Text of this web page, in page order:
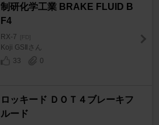
制研化学工業 BRAKE FLUID B
F4
RX-7 [FD]
Koji GSⅡさん
33
0
ロッキード ＤＯＴ４ブレーキフ
ルード